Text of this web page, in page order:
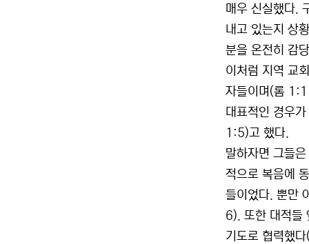
매우 신실했다.
내고 있는지 상
분을 온전히 감
이처럼 지역 교
자들이며(롬
대표적인 경우
1:5)고 했다.
말하자면 그들
적으로 복음에
들이었다. 뿐만
6). 또한 대적들
기도로 협력했